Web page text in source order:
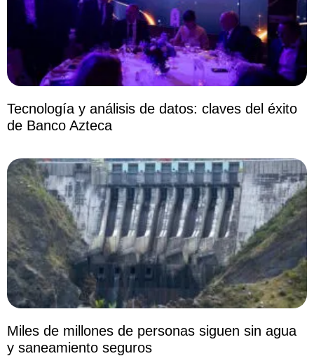
Tecnología y análisis de datos: claves del éxito
de Banco Azteca
Miles de millones de personas siguen sin agua
y saneamiento seguros